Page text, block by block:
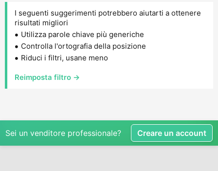
I seguenti suggerimenti potrebbero aiutarti a ottenere
risultati migliori
Utilizza parole chiave più generiche
Controlla l'ortografia della posizione
Riduci i filtri, usane meno
Reimposta filtro →
Sei un venditore professionale? Creare un account